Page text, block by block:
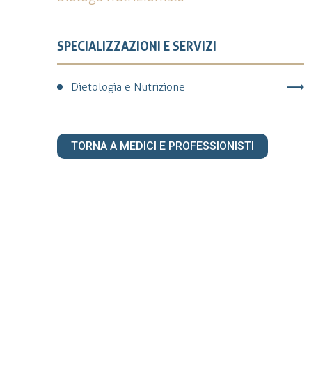
SPECIALIZZAZIONI E SERVIZI
Dietologia e Nutrizione
TORNA A MEDICI E PROFESSIONISTI